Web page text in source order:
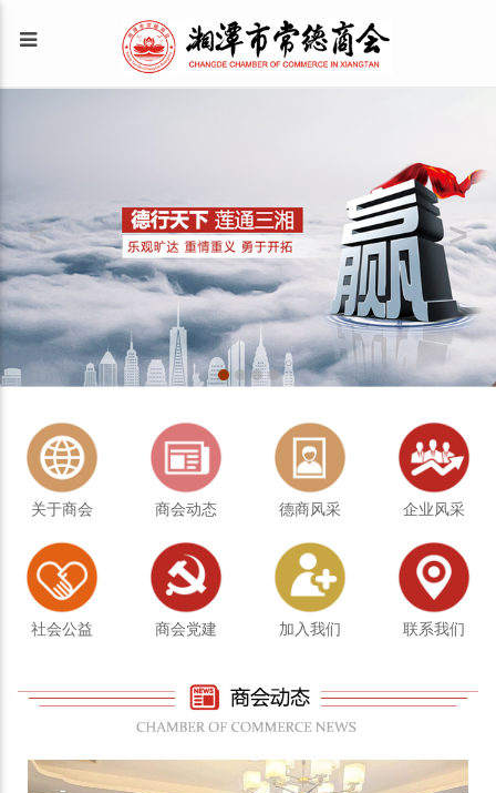
关于商会 商会动态 德商风采 企业风采
社会公益 商会党建 加入我们 联系我们